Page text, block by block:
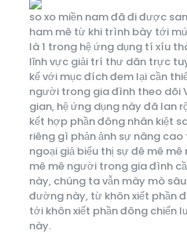
so xo miền nam đã đi được
ham mê từ khi trình bày tới
là 1 trong hệ ứng dụng tí xíu
lĩnh vực giải trí thư dãn trực
kế với mục đích đem lại cần
người trong gia đình theo dõi
gian, hệ ứng dụng này đã lan
kết hợp phần đông nhân kiệt
riêng gì phản ảnh sự nâng
ngoại giả biểu thị sự đê mê
mê mê người trong gia đình
này, chúng ta vẫn mày mò
đường này, từ khôn xiết phần
tới khôn xiết phần đông chiến
này.